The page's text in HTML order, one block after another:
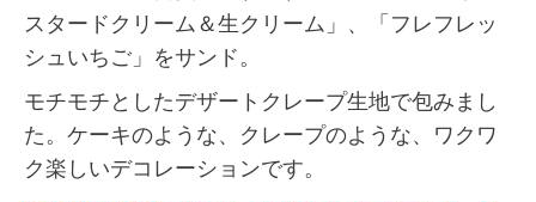
スタードクリーム＆生クリーム」、「フレフレッ
シュいちご」をサンド。
モチモチとしたデザートクレープ生地で包みまし
た。ケーキのような、クレープのような、ワクワ
ク楽しいデコレーションです。